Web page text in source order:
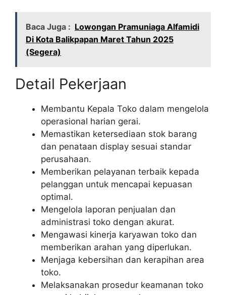
Baca Juga : Lowongan Pramuniaga Alfamidi
Di Kota Balikpapan Maret Tahun 2025
(Segera)
Detail Pekerjaan
Membantu Kepala Toko dalam mengelola
operasional harian gerai.
Memastikan ketersediaan stok barang
dan penataan display sesuai standar
perusahaan.
Memberikan pelayanan terbaik kepada
pelanggan untuk mencapai kepuasan
optimal.
Mengelola laporan penjualan dan
administrasi toko dengan akurat.
Mengawasi kinerja karyawan toko dan
memberikan arahan yang diperlukan.
Menjaga kebersihan dan kerapihan area
toko.
Melaksanakan prosedur keamanan toko